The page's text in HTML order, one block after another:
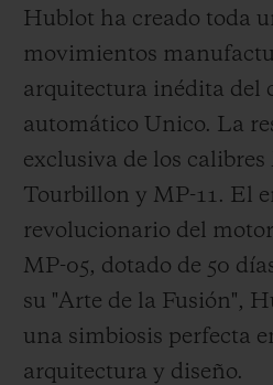
Hublot ha creado toda
movimientos
arquitectura inédita del
automático Unico. La
exclusiva de los calibres
Tourbillon y MP-11. El
revolucionario del
MP-05, dotado de 50
su "Arte de la Fusión",
una simbiosis perfecta
arquitectura y diseño.